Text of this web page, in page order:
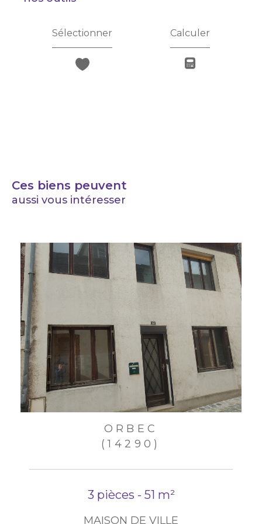
Sélectionner Calculer
Ces biens peuvent
aussi vous intéresser
ORBEC
(14290)
3 pièces - 51 m²
MAISON DE VILLE